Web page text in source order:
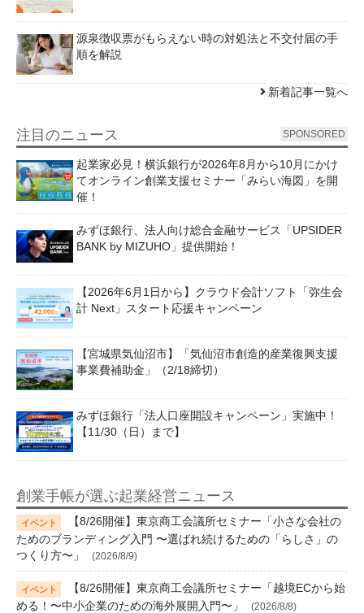
源泉徴収票がもらえない時の対処法と不交付届の手
順を解説
新着記事一覧へ
注目のニュース SPONSORED
起業家必見！横浜銀行が2026年8月から10月にかけ
てオンライン創業支援セミナー「みらい海図」を開
催！
みずほ銀行、法人向け総合金融サービス「UPSIDER
BANK by MIZUHO」提供開始！
【2026年6月1日から】クラウド会計ソフト「弥生会
計 Next」スタート応援キャンペーン
【宮城県気仙沼市】「気仙沼市創造的産業復興支援
事業費補助金」（2/18締切）
みずほ銀行「法人口座開設キャンペーン」実施中！
【11/30（日）まで】
創業手帳が選ぶ起業経営ニュース
【8/26開催】東京商工会議所セミナー「小さな会社の
ためのブランディング入門 〜選ばれ続けるための「らしさ」の
つくり方〜」
(2026/8/9)
【8/26開催】東京商工会議所セミナー「越境ECから始
める！〜中小企業のための海外展開入門〜」
(2026/8/8)